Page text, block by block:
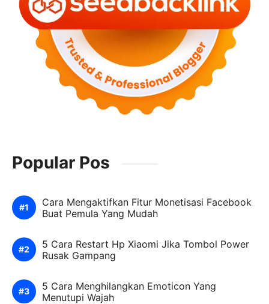
Popular Pos
Cara Mengaktifkan Fitur Monetisasi Facebook
Buat Pemula Yang Mudah
5 Cara Restart Hp Xiaomi Jika Tombol Power
Rusak Gampang
5 Cara Menghilangkan Emoticon Yang
Menutupi Wajah